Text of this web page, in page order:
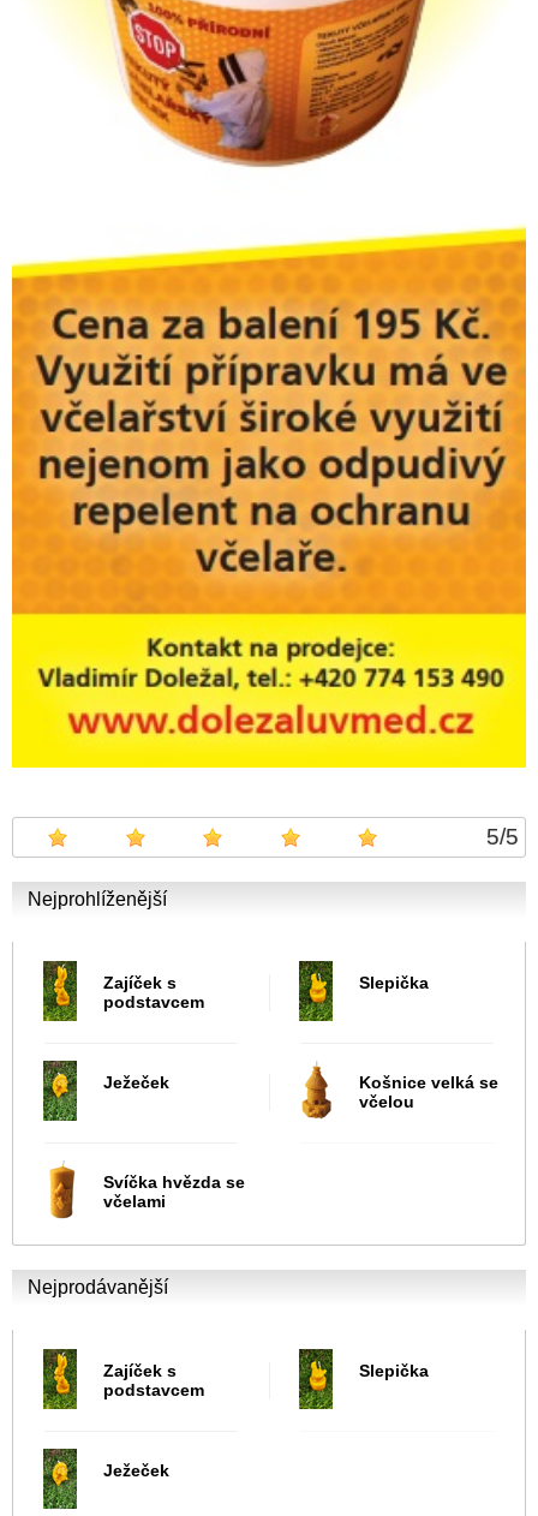
5/5
Nejprohlíženější
Zajíček s
podstavcem
Slepička
Ježeček
Košnice velká se
včelou
Svíčka hvězda se
včelami
Nejprodávanější
Zajíček s
podstavcem
Slepička
Ježeček